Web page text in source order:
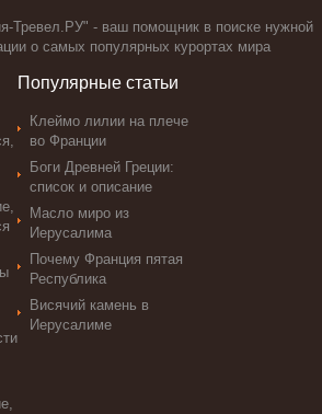
Тревел.РУ" - ваш помощник в поиске нужной
о самых популярных курортах мира
Популярные статьи
Клеймо лилии на плече
во Франции
Боги Древней Греции:
список и описание
Масло миро из
Иерусалима
Почему Франция пятая
Республика
Висячий камень в
Иерусалиме